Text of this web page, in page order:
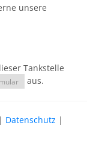
unsere
Tankstelle
aus.
| Datenschutz |